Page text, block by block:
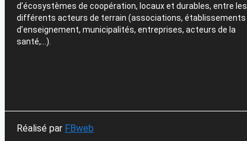
d’écosystèmes de coopération, locaux et durables, entre les
différents acteurs de terrain (associations, établissements
d’enseignement, municipalités, entreprises, acteurs de la
santé,…).
Réalisé par FBweb